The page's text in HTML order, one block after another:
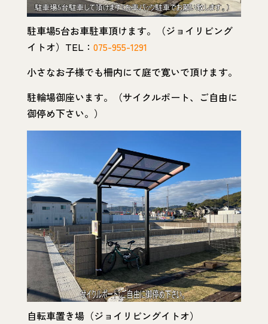
駐車場5台お車駐車頂けます。（ジョイリビング
イトオ）TEL： 075-955-1291
小さなお子様でも柵内にて庭で寛いで頂けます。
駐輪場御座います。（サイクルポート、ご自由に
御停め下さい。）
自転車置き場（ジョイリビングイトオ）